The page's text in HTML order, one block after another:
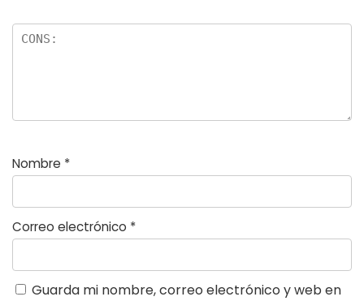
Nombre *
Correo electrónico *
Guarda mi nombre, correo electrónico y web en